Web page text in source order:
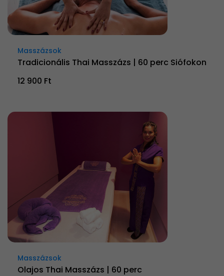
Masszázsok
Tradicionális Thai Masszázs | 60 perc Siófokon
12 900 Ft
Masszázsok
Olajos Thai Masszázs | 60 perc